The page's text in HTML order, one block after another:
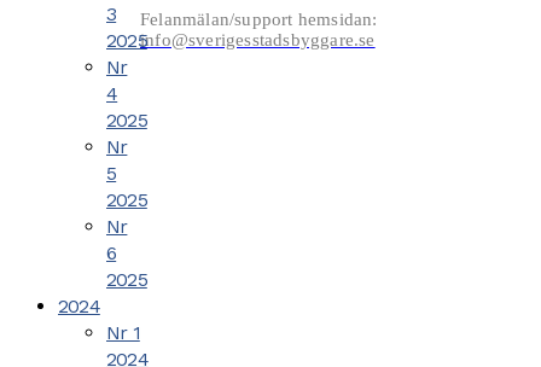
3
2025
Nr
4
2025
Nr
5
2025
Nr
6
2025
2024
Nr 1
2024
Felanmälan/support hemsidan:
info@sverigesstadsbyggare.se